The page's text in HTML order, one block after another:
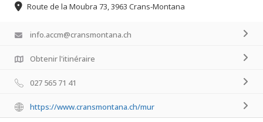
Route de la Moubra 73, 3963 Crans-Montana
info.accm@cransmontana.ch
Obtenir l'itinéraire
027 565 71 41
https://www.cransmontana.ch/mur